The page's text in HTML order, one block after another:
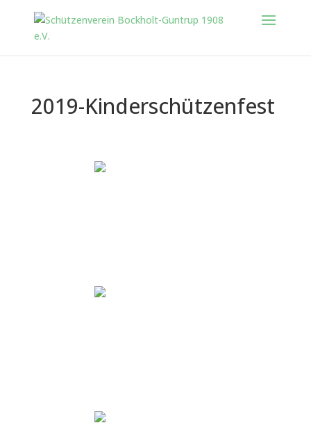
2019-Kinderschützenfest